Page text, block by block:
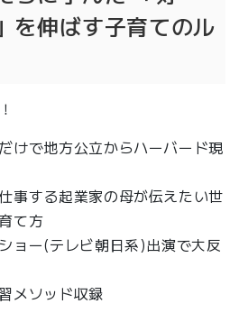
を伸ばす子育てのル
けで地方公立からハーバード現
事する起業家の母が伝えたい世
て方
ョー(テレビ朝日系)出演で大反
メソッド収録